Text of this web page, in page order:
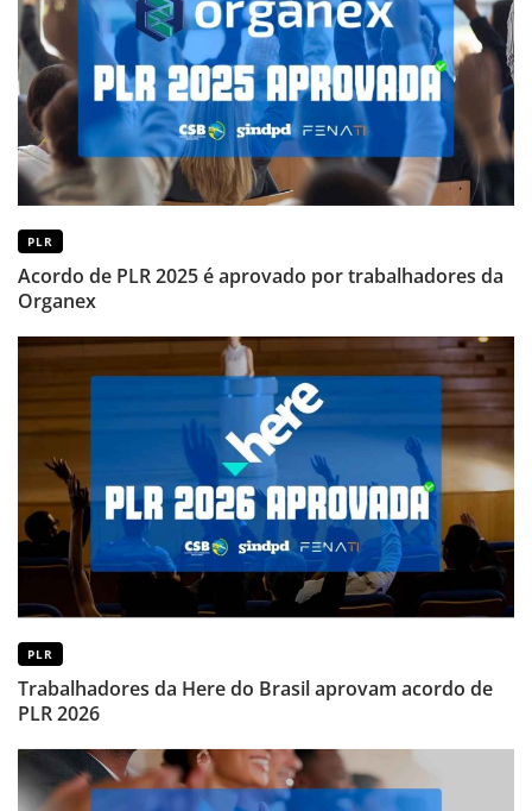
PLR
Acordo de PLR 2025 é aprovado por trabalhadores da
Organex
PLR
Trabalhadores da Here do Brasil aprovam acordo de
PLR 2026